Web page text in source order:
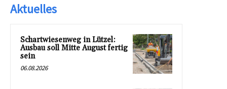
Aktuelles
Schartwiesenweg in Lützel:
Ausbau soll Mitte August fertig
sein
06.08.2026